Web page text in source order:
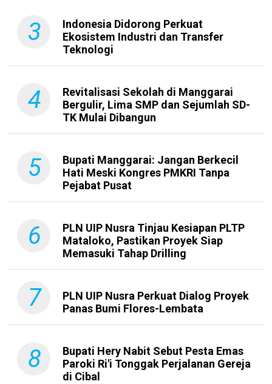
3
Indonesia Didorong Perkuat
Ekosistem Industri dan Transfer
Teknologi
4
Revitalisasi Sekolah di Manggarai
Bergulir, Lima SMP dan Sejumlah SD-
TK Mulai Dibangun
5
Bupati Manggarai: Jangan Berkecil
Hati Meski Kongres PMKRI Tanpa
Pejabat Pusat
6
PLN UIP Nusra Tinjau Kesiapan PLTP
Mataloko, Pastikan Proyek Siap
Memasuki Tahap Drilling
7
PLN UIP Nusra Perkuat Dialog Proyek
Panas Bumi Flores-Lembata
8
Bupati Hery Nabit Sebut Pesta Emas
Paroki Ri'i Tonggak Perjalanan Gereja
di Cibal